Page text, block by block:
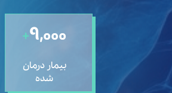
۹,۰۰۰+
بیمار درمان
شده